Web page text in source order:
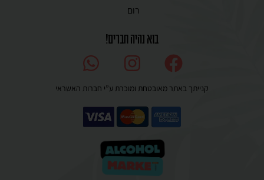
רום
בוא נהיה חברים!
קנייתך באתר מאובטחת ומוכרת ע”י חברות האשראי